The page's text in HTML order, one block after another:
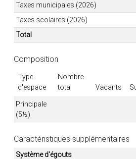
Taxes municipales (2026)
Taxes scolaires (2026)
Total
Composition
Type
d'espace
Nombre
total
Vacants
Principale
(5½)
Caractéristiques supplémentaires
Système d'égouts